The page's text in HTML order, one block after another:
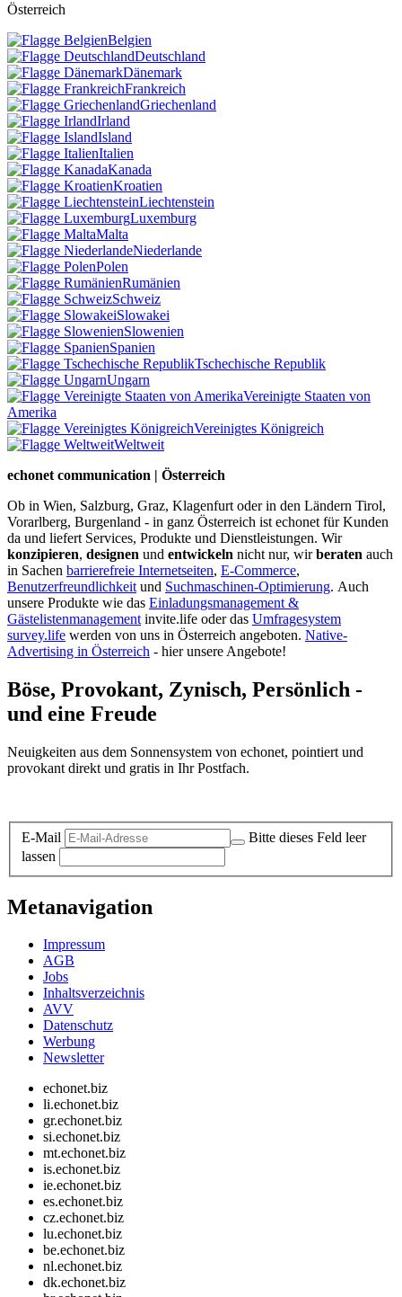
Österreich
Belgien
Deutschland
Dänemark
Frankreich
Griechenland
Irland
Island
Italien
Kanada
Kroatien
Liechtenstein
Luxemburg
Malta
Niederlande
Polen
Rumänien
Schweiz
Slowakei
Slowenien
Spanien
Tschechische Republik
Ungarn
Vereinigte Staaten von
Amerika
Vereinigtes Königreich
Weltweit
echonet communication | Österreich
Ob in Wien, Salzburg, Graz, Klagenfurt oder in den Ländern Tirol,
Vorarlberg, Burgenland - in ganz Österreich ist echonet für Kunden
da und liefert Services, Produkte und Dienstleistungen. Wir
konzipieren, designen und entwickeln nicht nur, wirberaten auch
in Sachen barrierefreie Internetseiten, E-Commerce,
Benutzerfreundlichkeit und Suchmaschinen-Optimierung. Auch
unsere Produkte wie das Einladungsmanagement &
Gästelistenmanagement invite.life oder das Umfragesystem
survey.life werden von uns in Österreich angeboten. Native-
Advertising in Österreich - hier unsere Angebote!
Böse, Provokant, Zynisch, Persönlich -
und eine Freude
Neuigkeiten aus dem Sonnensystem von echonet, pointiert und
provokant direkt und gratis in Ihr Postfach.
E-Mail
Bitte dieses Feld leer
lassen
Metanavigation
Impressum
AGB
Jobs
Inhaltsverzeichnis
AVV
Datenschutz
Werbung
Newsletter
echonet.biz
li.echonet.biz
gr.echonet.biz
si.echonet.biz
mt.echonet.biz
is.echonet.biz
ie.echonet.biz
es.echonet.biz
cz.echonet.biz
lu.echonet.biz
be.echonet.biz
nl.echonet.biz
dk.echonet.biz